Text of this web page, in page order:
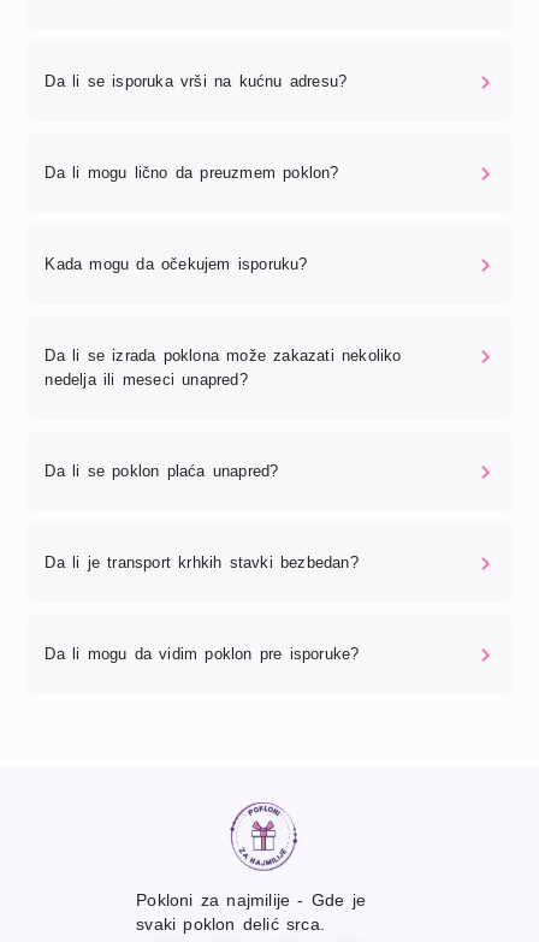
Da li se isporuka vrši na kućnu adresu?
Da li mogu lično da preuzmem poklon?
Kada mogu da očekujem isporuku?
Da li se izrada poklona može zakazati nekoliko
nedelja ili meseci unapred?
Da li se poklon plaća unapred?
Da li je transport krhkih stavki bezbedan?
Da li mogu da vidim poklon pre isporuke?
Pokloni za najmilije - Gde je
svaki poklon delić srca.